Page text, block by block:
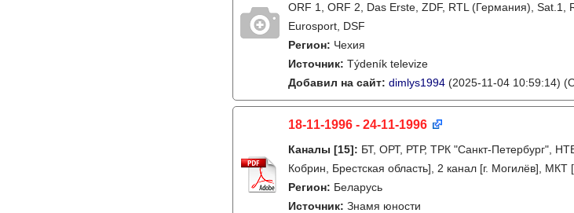
ORF 1, ORF 2, Das Erste, ZDF, RTL (Германия),
Eurosport, DSF
Регион: Чехия
Источник: Týdeník televize
Добавил на сайт: dimlys1994 (2025-11-04 10:59:14)
18-11-1996 - 24-11-1996
Каналы [15]: БТ, ОРТ, РТР, ТРК "Санкт-Петербург",
Кобрин, Брестская область], 2 канал [г. Могилёв],
Регион: Беларусь
Источник: Знамя юности